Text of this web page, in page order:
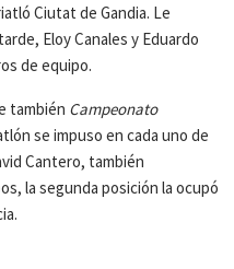
Ciutat de Gandia. Le
Eloy Canales y Eduardo
de equipo.
también Campeonato
se impuso en cada uno de
Cantero, también
la segunda posición la ocupó